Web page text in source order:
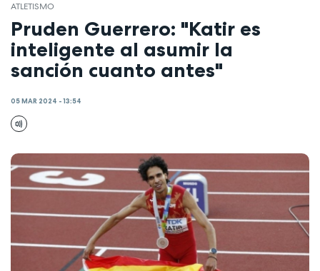
ATLETISMO
Pruden Guerrero: "Katir es
inteligente al asumir la
sanción cuanto antes"
05 MAR 2024 - 13:54